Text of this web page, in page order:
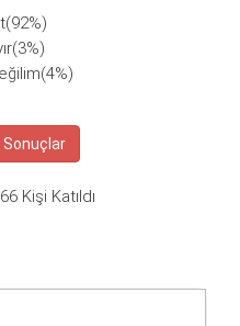
Kişi Katıldı